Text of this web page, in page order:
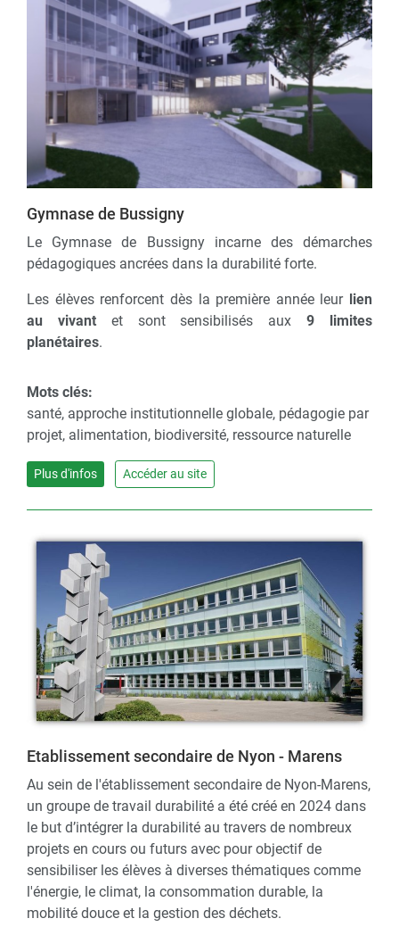
Gymnase de Bussigny
Le Gymnase de Bussigny incarne des démarches
pédagogiques ancrées dans la durabilité forte.
Les élèves renforcent dès la première année leur lien
au vivantet sont sensibilisés aux9 limites
planétaires.
Mots clés:
santé, approche institutionnelle globale, pédagogie par
projet, alimentation, biodiversité, ressource naturelle
Plus d'infos Accéder au site
Etablissement secondaire de Nyon - Marens
Au sein de l'établissement secondaire de Nyon-Marens,
un groupe de travail durabilité a été créé en 2024 dans
le but d’intégrer la durabilité au travers de nombreux
projets en cours ou futurs avec pour objectif de
sensibiliser les élèves à diverses thématiques comme
l'énergie, le climat, la consommation durable, la
mobilité douce et la gestion des déchets.